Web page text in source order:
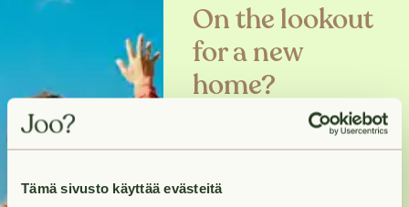
Tämä sivusto käyttää evästeitä
On the lookout
for a new
home?
Your future home is
only a quick search
away.